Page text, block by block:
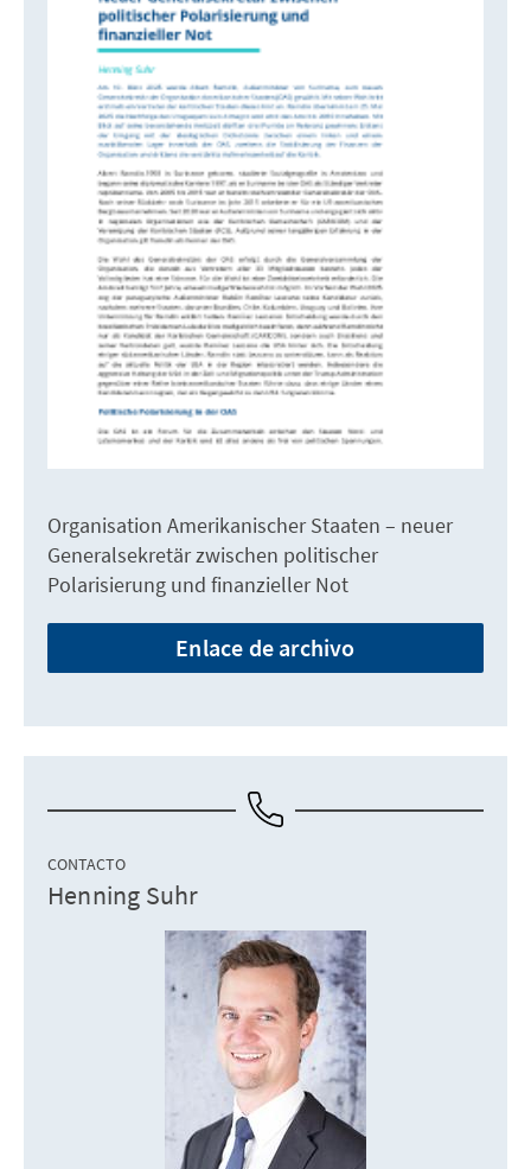
Organisation Amerikanischer Staaten – neuer
Generalsekretär zwischen politischer
Polarisierung und finanzieller Not
Enlace de archivo
CONTACTO
Henning Suhr